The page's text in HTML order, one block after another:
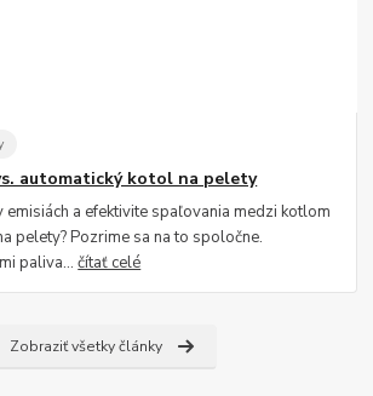
automatický kotol na pelety
emisiách a efektivite spaľovania medzi kotlom
pelety? Pozrime sa na to spoločne.
paliva...čítať celé
Zobraziť všetky články